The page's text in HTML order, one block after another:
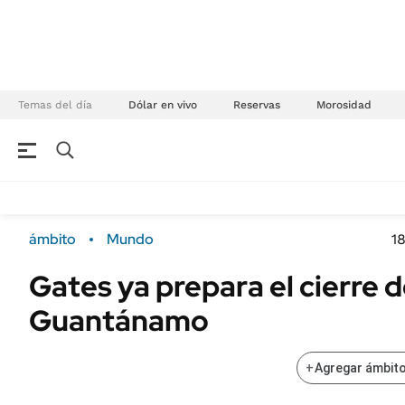
Temas del día Dólar en vivo Reservas Morosidad
Campo
FINANZAS
Sustentabilidad
POLÍTICA
ámbito Mundo
Gates ya prepara el cierre
Guantánamo
+Agregar